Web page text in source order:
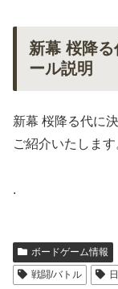
新幕 桜降
ール説明
新幕 桜降る代に
ご紹介いたします
.
ボードゲーム情報
戦闘/バトル